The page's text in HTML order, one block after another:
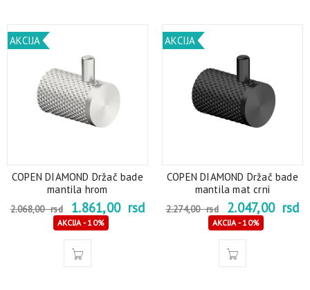
AKCIJA
COPEN DIAMOND Držač bade
mantila hrom
2.068,00rsd 1.861,00 rsd
AKCIJA - 10%
AKCIJA
COPEN DIAMOND Držač bade
mantila mat crni
2.274,00rsd 2.047,00 rsd
AKCIJA - 10%